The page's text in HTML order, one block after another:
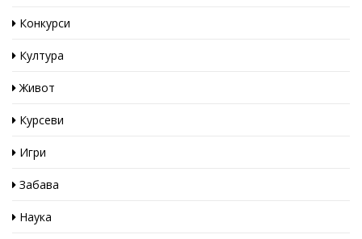
Конкурси
Култура
Живот
Курсеви
Игри
Забава
Наука